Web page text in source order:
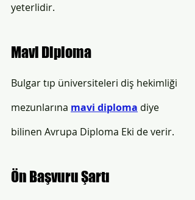
yeterlidir.
Mavi Diploma
Bulgar tıp üniversiteleri diş hekimliği
mezunlarına mavi diploma diye
bilinen Avrupa Diploma Eki de verir.
Ön Başvuru Şartı